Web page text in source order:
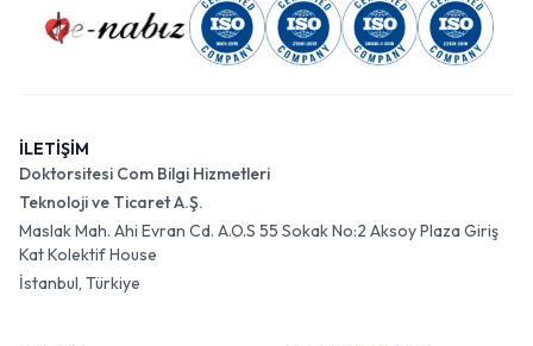
İLETİŞİM
Doktorsitesi Com Bilgi Hizmetleri
Teknoloji ve Ticaret A.Ş.
Maslak Mah. Ahi Evran Cd. A.O.S 55 Sokak No:2 Aksoy Plaza Giriş
Kat Kolektif House
İstanbul, Türkiye